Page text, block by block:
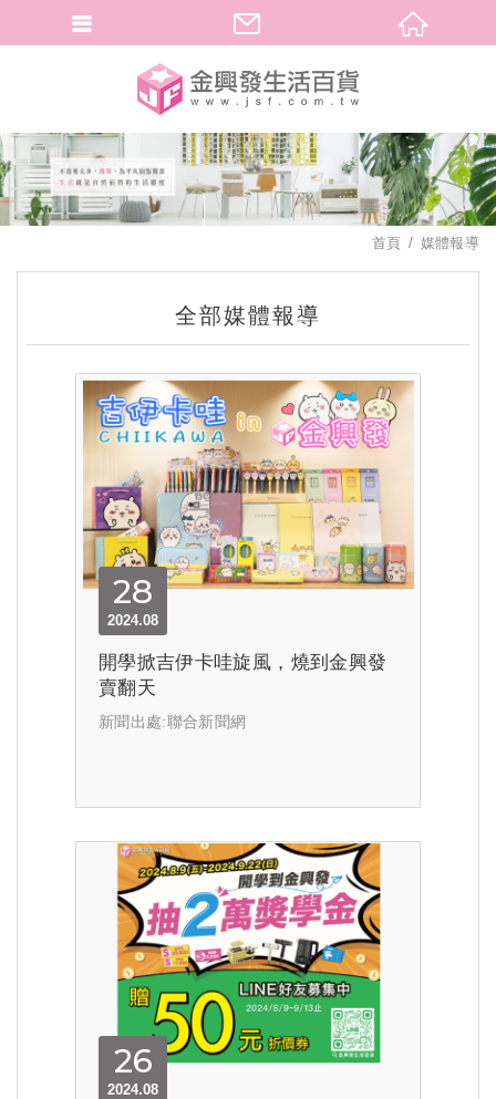
首頁 媒體報導
全部媒體報導
28
2024.08
開學掀吉伊卡哇旋風，燒到金興發
賣翻天
新聞出處:聯合新聞網
26
2024.08